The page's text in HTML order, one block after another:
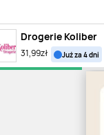
Drogerie Koliber
31,99zł już za 4 dni